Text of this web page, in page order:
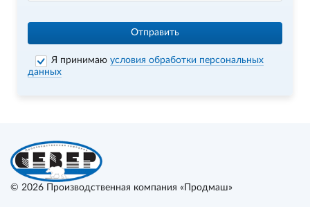
Отправить
Я принимаюусловия обработки персональных
данных
© 2026 Производственная компания «Продмаш»